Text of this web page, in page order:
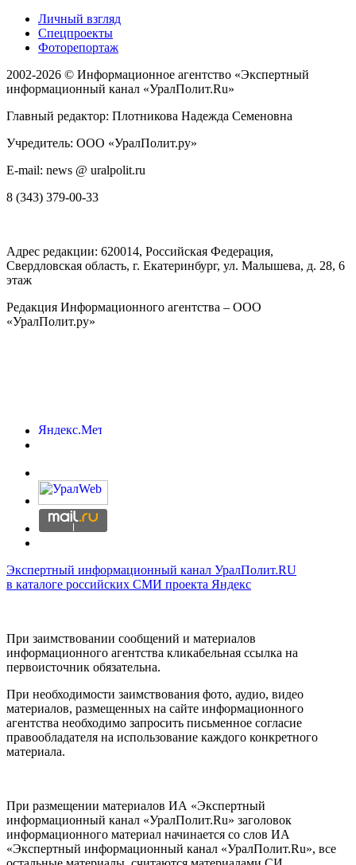
Личный взгляд
Спецпроекты
Фоторепортаж
2002-2026 © Информационное агентство «Экспертный
информационный канал «УралПолит.Ru»
Главный редактор: Плотникова Надежда Семеновна
Учредитель: ООО «УралПолит.ру»
E-mail: news @ uralpolit.ru
8 (343) 379-00-33
Адрес редакции: 620014, Российская Федерация,
Свердловская область, г. Екатеринбург, ул. Малышева, д. 28, 6
этаж
Редакция Информационного агентства – ООО
«УралПолит.ру»
Экспертный информационный канал УралПолит.RU
в каталоге российских СМИ проекта Яндекс
При заимствовании сообщений и материалов
информационного агентства кликабельная ссылка на
первоисточник обязательна.
При необходимости заимствования фото, аудио, видео
материалов, размещенных на сайте информационного
агентства необходимо запросить письменное согласие
правообладателя на использование каждого конкретного
материала.
При размещении материалов ИА «Экспертный
информационный канал «УралПолит.Ru» заголовок
информационного материал начинается со слов ИА
«Экспертный информационный канал «УралПолит.Ru», все